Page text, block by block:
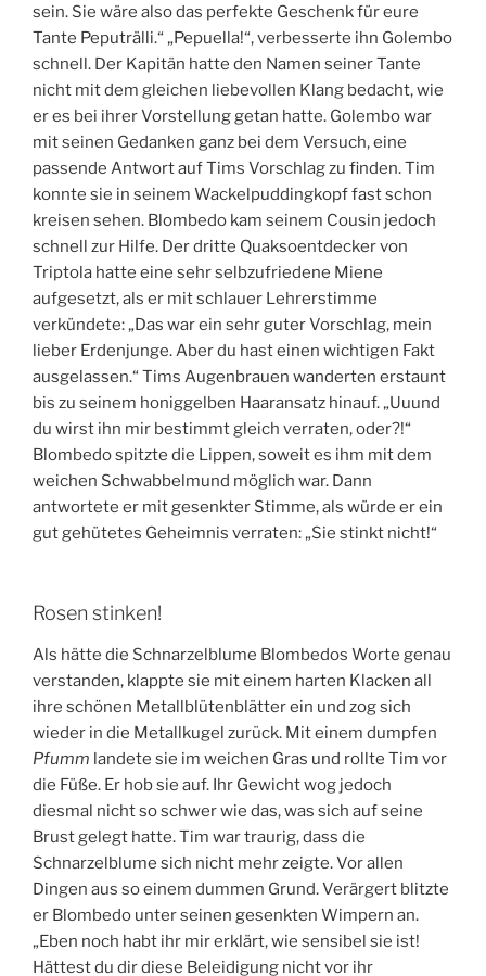
sein. Sie wäre also das perfekte Geschenk für eure
Tante Peputrälli.“ „Pepuella!“, verbesserte ihn Golembo
schnell. Der Kapitän hatte den Namen seiner Tante
nicht mit dem gleichen liebevollen Klang bedacht, wie
er es bei ihrer Vorstellung getan hatte. Golembo war
mit seinen Gedanken ganz bei dem Versuch, eine
passende Antwort auf Tims Vorschlag zu finden. Tim
konnte sie in seinem Wackelpuddingkopf fast schon
kreisen sehen. Blombedo kam seinem Cousin jedoch
schnell zur Hilfe. Der dritte Quaksoentdecker von
Triptola hatte eine sehr selbzufriedene Miene
aufgesetzt, als er mit schlauer Lehrerstimme
verkündete: „Das war ein sehr guter Vorschlag, mein
lieber Erdenjunge. Aber du hast einen wichtigen Fakt
ausgelassen.“ Tims Augenbrauen wanderten erstaunt
bis zu seinem honiggelben Haaransatz hinauf. „Uuund
du wirst ihn mir bestimmt gleich verraten, oder?!“
Blombedo spitzte die Lippen, soweit es ihm mit dem
weichen Schwabbelmund möglich war. Dann
antwortete er mit gesenkter Stimme, als würde er ein
gut gehütetes Geheimnis verraten: „Sie stinkt nicht!“
Rosen stinken!
Als hätte die Schnarzelblume Blombedos Worte genau
verstanden, klappte sie mit einem harten Klacken all
ihre schönen Metallblütenblätter ein und zog sich
wieder in die Metallkugel zurück. Mit einem dumpfen
Pfumm landete sie im weichen Gras und rollte Tim vor
die Füße. Er hob sie auf. Ihr Gewicht wog jedoch
diesmal nicht so schwer wie das, was sich auf seine
Brust gelegt hatte. Tim war traurig, dass die
Schnarzelblume sich nicht mehr zeigte. Vor allen
Dingen aus so einem dummen Grund. Verärgert blitzte
er Blombedo unter seinen gesenkten Wimpern an.
„Eben noch habt ihr mir erklärt, wie sensibel sie ist!
Hättest du dir diese Beleidigung nicht vor ihr